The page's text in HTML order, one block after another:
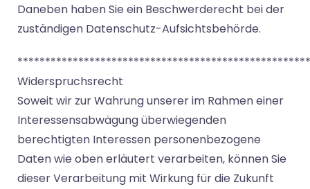
Daneben haben Sie ein Beschwerderecht bei der
zuständigen Datenschutz-Aufsichtsbehörde.
Widerspruchsrecht
Soweit wir zur Wahrung unserer im Rahmen einer
Interessensabwägung überwiegenden
berechtigten Interessen personenbezogene
Daten wie oben erläutert verarbeiten, können Sie
dieser Verarbeitung mit Wirkung für die Zukunft